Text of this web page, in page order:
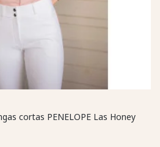
cortas PENELOPE Las Honey